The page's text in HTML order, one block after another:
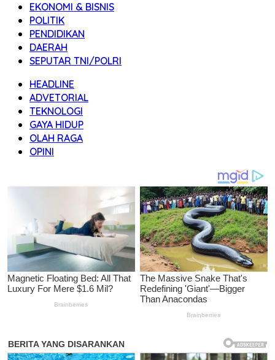
EKONOMI & BISNIS
POLITIK
PENDIDIKAN
DAERAH
SEPUTAR TNI/POLRI
HEADLINE
ADVETORIAL
TEKNOLOGI
GAYA HIDUP
OLAH RAGA
OPINI